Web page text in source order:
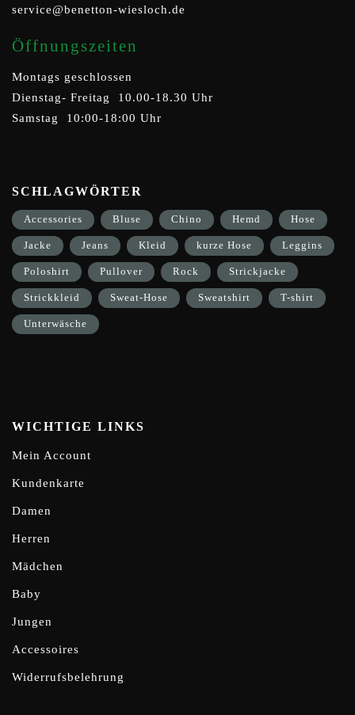
service@benetton-wiesloch.de
Öffnungszeiten
Montags geschlossen
Dienstag- Freitag 10.00-18.30 Uhr
Samstag 10:00-18:00 Uhr
SCHLAGWÖRTER
Accessories Bluse Chino Hemd Hose
Jacke Jeans Kleid kurze Hose Leggins
Poloshirt Pullover Rock Strickjacke
Strickkleid Sweat-Hose Sweatshirt T-shirt
Unterwäsche
WICHTIGE LINKS
Mein Account
Kundenkarte
Damen
Herren
Mädchen
Baby
Jungen
Accessoires
Widerrufsbelehrung